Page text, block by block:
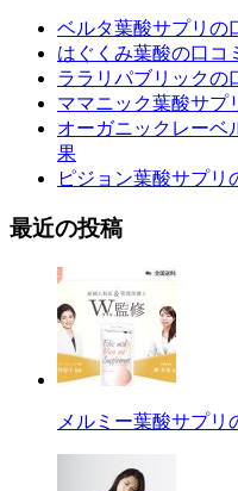
ベルタ葉酸サプリの
はぐくみ葉酸の口コ
ララリパブリックの
ママニック葉酸サプ
オーガニックレーベ
果
ピジョン葉酸サプリ
最近の投稿
メルミー葉酸サプリ